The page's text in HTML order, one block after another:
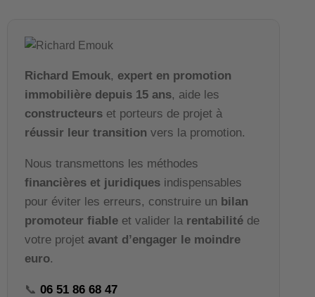
Richard Emouk, expert en promotion
immobilière depuis 15 ans, aide les
constructeurs et porteurs de projet à
réussir leur transition vers la promotion.
Nous transmettons les méthodes
financières et juridiques indispensables
pour éviter les erreurs, construire un bilan
promoteur fiable et valider la rentabilité de
votre projet avant d’engager le moindre
euro.
📞 06 51 86 68 47